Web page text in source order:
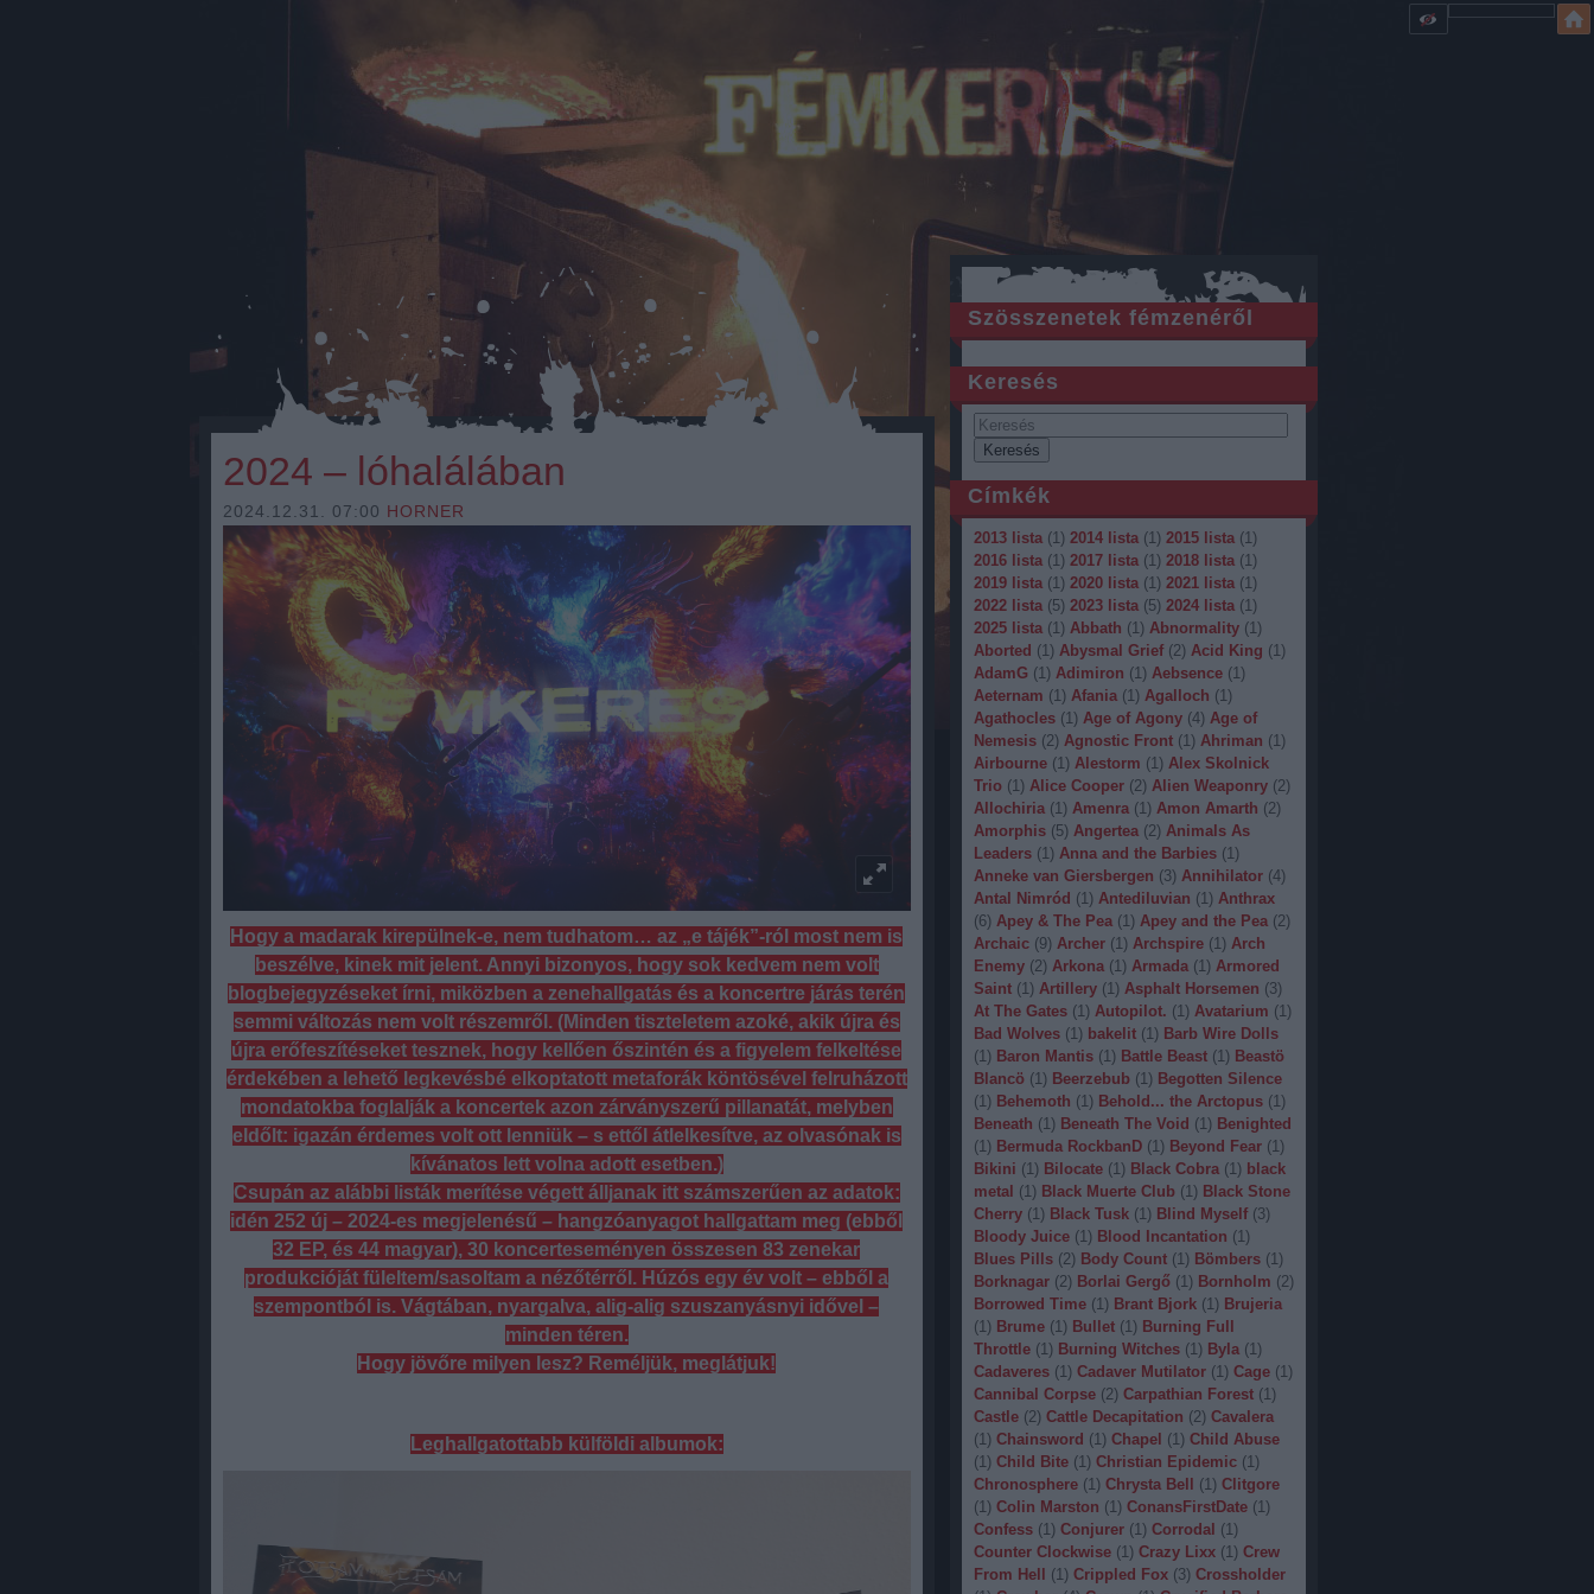
Szösszenetek fémzenéről
Keresés
Címkék
2013 lista (1) 2014 lista (1) 2015 lista (1)
2016 lista (1) 2017 lista (1) 2018 lista (1)
2019 lista (1) 2020 lista (1) 2021 lista (1)
2022 lista (5) 2023 lista (5) 2024 lista (1)
2025 lista (1) Abbath (1) Abnormality (1)
Aborted (1) Abysmal Grief (2) Acid King (1)
AdamG (1) Adimiron (1) Aebsence (1)
Aeternam (1) Afania (1) Agalloch (1)
Agathocles (1) Age of Agony (4) Age of
Nemesis (2) Agnostic Front (1) Ahriman (1)
Airbourne (1) Alestorm (1) Alex Skolnick
Trio (1) Alice Cooper (2) Alien Weaponry (2)
Allochiria (1) Amenra (1) Amon Amarth (2)
Amorphis (5) Angertea (2) Animals As
Leaders (1) Anna and the Barbies (1)
Anneke van Giersbergen (3) Annihilator (4)
Antal Nimród (1) Antediluvian (1) Anthrax
(6) Apey & The Pea (1) Apey and the Pea (2)
Archaic (9) Archer (1) Archspire (1) Arch
Enemy (2) Arkona (1) Armada (1) Armored
Saint (1) Artillery (1) Asphalt Horsemen (3)
At The Gates (1) Autopilot. (1) Avatarium (1)
Bad Wolves (1) bakelit (1) Barb Wire Dolls
(1) Baron Mantis (1) Battle Beast (1) Beastö
Blancö (1) Beerzebub (1) Begotten Silence
(1) Behemoth (1) Behold... the Arctopus (1)
Beneath (1) Beneath The Void (1) Benighted
(1) Bermuda RockbanD (1) Beyond Fear (1)
Bikini (1) Bilocate (1) Black Cobra (1) black
metal (1) Black Muerte Club (1) Black Stone
Cherry (1) Black Tusk (1) Blind Myself (3)
Bloody Juice (1) Blood Incantation (1)
Blues Pills (2) Body Count (1) Bömbers (1)
Borknagar (2) Borlai Gergő (1) Bornholm (2)
Borrowed Time (1) Brant Bjork (1) Brujeria
(1) Brume (1) Bullet (1) Burning Full
Throttle (1) Burning Witches (1) Byla (1)
Cadaveres (1) Cadaver Mutilator (1) Cage (1)
Cannibal Corpse (2) Carpathian Forest (1)
Castle (2) Cattle Decapitation (2) Cavalera
(1) Chainsword (1) Chapel (1) Child Abuse
(1) Child Bite (1) Christian Epidemic (1)
Chronosphere (1) Chrysta Bell (1) Clitgore
(1) Colin Marston (1) ConansFirstDate (1)
Confess (1) Conjurer (1) Corrodal (1)
Counter Clockwise (1) Crazy Lixx (1) Crew
From Hell
(1) Crippled Fox (3) Crossholder
2024 – lóhalálában
2024.12.31. 07:00 HORNER
Hogy a madarak kirepülnek-e, nem tudhatom… az „e tájék”-ról most nem is
beszélve, kinek mit jelent. Annyi bizonyos, hogy sok kedvem nem volt
blogbejegyzéseket írni, miközben a zenehallgatás és a koncertre járás terén
semmi változás nem volt részemről. (Minden tiszteletem azoké, akik újra és
újra erőfeszítéseket tesznek, hogy kellően őszintén és a figyelem felkeltése
érdekében a lehető legkevésbé elkoptatott metaforák köntösével felruházott
mondatokba foglalják a koncertek azon zárványszerű pillanatát, melyben
eldőlt: igazán érdemes volt ott lenniük – s ettől átlelkesítve, az olvasónak is
kívánatos lett volna adott esetben.)
Csupán az alábbi listák merítése végett álljanak itt számszerűen az adatok:
idén 252 új – 2024-es megjelenésű – hangzóanyagot hallgattam meg (ebből
32 EP, és 44 magyar), 30 koncerteseményen összesen 83 zenekar
produkcióját füleltem/sasoltam a nézőtérről. Húzós egy év volt – ebből a
szempontból is. Vágtában, nyargalva, alig-alig szuszanyásnyi idővel –
minden téren.
Hogy jövőre milyen lesz? Reméljük, meglátjuk!
Leghallgatottabb külföldi albumok: